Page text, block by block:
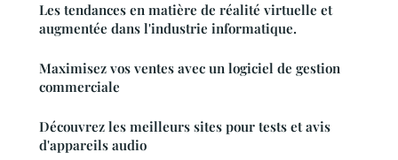
Les tendances en matière de réalité virtuelle et
augmentée dans l'industrie informatique.
Maximisez vos ventes avec un logiciel de gestion
commerciale
Découvrez les meilleurs sites pour tests et avis
d'appareils audio